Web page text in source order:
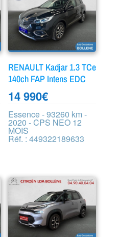
RENAULT Kadjar 1.3 TCe
140ch FAP Intens EDC
14 990€
Essence - 93260 km -
2020 - CPS NEO 12
MOIS
Réf. : 449322189633